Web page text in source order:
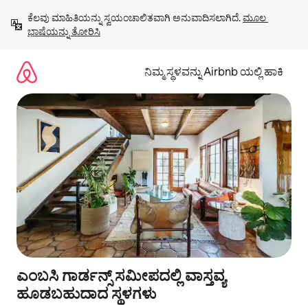
ಹೋಗಿ
ಕೆಲವು ಮಾಹಿತಿಯನ್ನು ಸ್ವಯಂಚಾಲಿತವಾಗಿ ಅನುವಾದಿಸಲಾಗಿದೆ. ಮೂಲ
ಭಾಷೆಯನ್ನು ತೋರಿಸಿ
ನಿಮ್ಮ ಸ್ಥಳವನ್ನು Airbnb ಯಲ್ಲಿ ಹಾಕಿ
ಎಂಬಸಿ ಗಾರ್ಡನ್ಸ್ ಸಮೀಪದಲ್ಲಿ ವಾಸ್ತವ್ಯ
ಹೂಡಬಹುದಾದ ಸ್ಥಳಗಳು